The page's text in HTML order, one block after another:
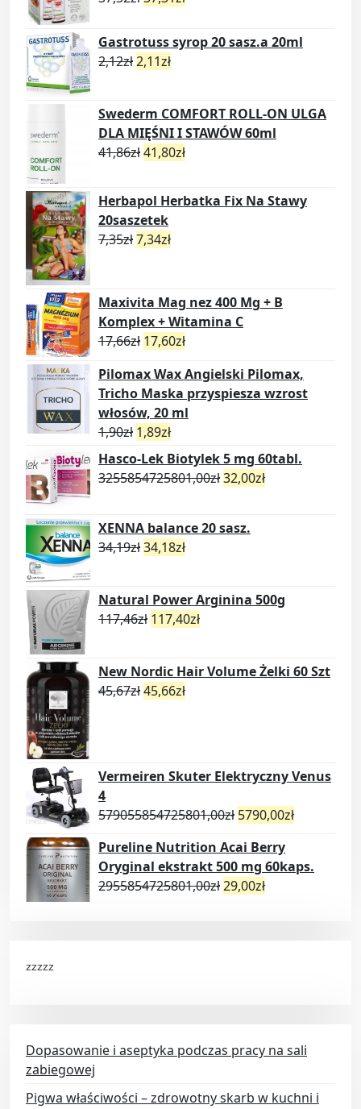
Gastrotuss syrop 20 sasz.a 20ml
2,12zł2,11zł
Swederm COMFORT ROLL-ON ULGA
DLA MIĘŚNI I STAWÓW 60ml
41,86zł41,80zł
Herbapol Herbatka Fix Na Stawy
20saszetek
7,35zł7,34zł
Maxivita Mag nez 400 Mg + B
Komplex + Witamina C
17,66zł 17,60zł
Pilomax Wax Angielski Pilomax,
Tricho Maska przyspiesza wzrost
włosów, 20 ml
1,90zł 1,89zł
Hasco-Lek Biotylek 5 mg 60tabl.
3255854725801,00zł32,00zł
XENNA balance 20 sasz.
34,19zł34,18zł
Natural Power Arginina 500g
117,46zł 117,40zł
New Nordic Hair Volume Żelki 60 Szt
45,67zł45,66zł
Vermeiren Skuter Elektryczny Venus
4
579055854725801,00zł 5790,00zł
Pureline Nutrition Acai Berry
Oryginal ekstrakt 500 mg 60kaps.
2955854725801,00zł29,00zł
zzzzz
Dopasowanie i aseptyka podczas pracy na sali
zabiegowej
Pigwa właściwości – zdrowotny skarb w kuchni i